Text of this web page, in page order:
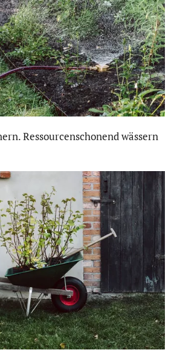
Ressourcenschonend wässern